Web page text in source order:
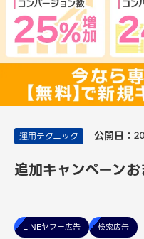
運用テクニック 公開日：
追加キャンペーン
LINEヤフー広告 検索広告